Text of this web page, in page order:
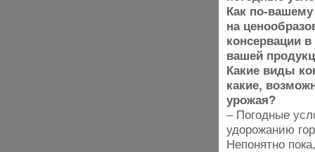
Как по-вашему
на
консервации
вашей
Какие виды
какие,
урожая?
– Погодные
удорожанию
Непонятно